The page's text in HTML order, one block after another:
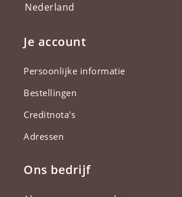
Nederland
Je account
Persoonlijke informatie
Bestellingen
Creditnota's
Adressen
Ons bedrijf